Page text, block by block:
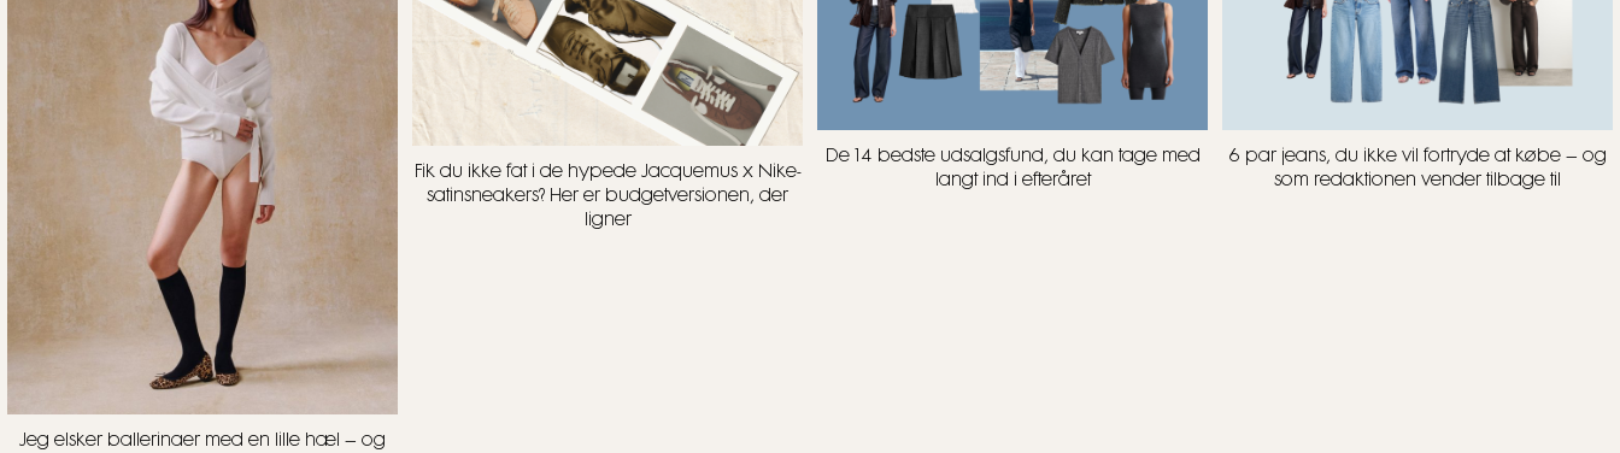
Jeg elsker ballerinaer med en lille hæl – og
Fik du ikke fat i de hypede Jacquemus x Nike-
satinsneakers? Her er budgetversionen, der
ligner
De 14 bedste udsalgsfund, du kan tage med
langt ind i efteråret
6 par jeans, du ikke vil fortryde at købe – og
som redaktionen vender tilbage til